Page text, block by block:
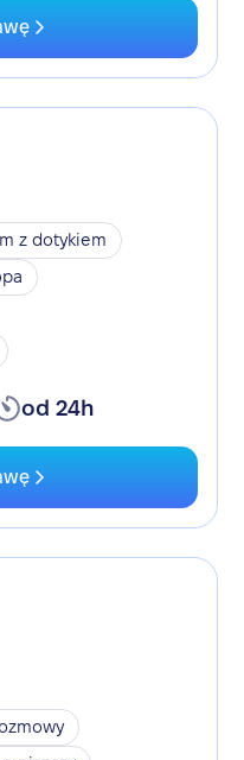
z dotykiem
od 24h